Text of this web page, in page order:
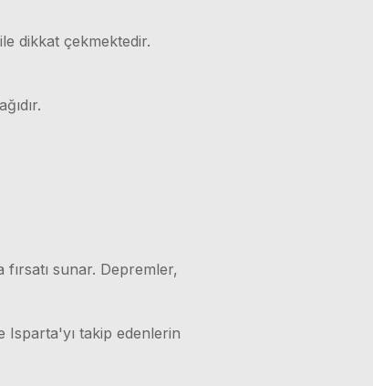
dikkat çekmektedir.
fırsatı sunar. Depremler,
Isparta'yı takip edenlerin